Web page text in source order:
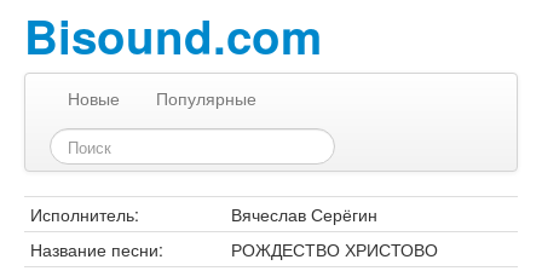
Bisound.com
Новые Популярные
Исполнитель:
Вячеслав Серёгин
Название песни:
РОЖДЕСТВО ХРИСТОВО